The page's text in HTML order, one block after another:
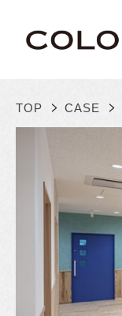
TOP > CASE >